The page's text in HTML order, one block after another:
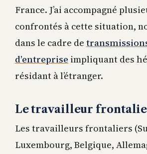
France. J’ai accompagné
confrontés à cette situation,
dans le cadre de
d’entreprise impliquant des
résidant à l’étranger.
Le travailleur
Les travailleurs frontaliers
Luxembourg, Belgique,